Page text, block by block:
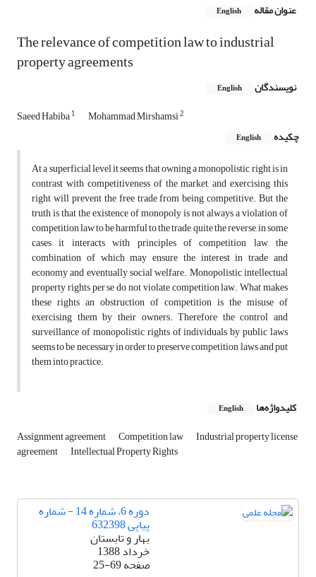
عنوان مقاله English
The relevance of competition law to industrial
property agreements
نویسندگان English
Saeed Habiba1 Mohammad Mirshamsi2
چکیده English
At a superficial level it seems that owning a monopolistic right is in
contrast with competitiveness of the market, and exercising this
right will prevent the free trade from being competitive. But the
truth is that the existence of monopoly is not always a violation of
competition law to be harmful to the trade, quite the reverse, in some
cases it interacts with principles of competition law, the
combination of which may ensure the interest in trade and
economy and eventually social welfare. Monopolistic intellectual
property rights per se do not violate competition law. What makes
these rights an obstruction of competition is the misuse of
exercising them by their owners. Therefore the control and
surveillance of monopolistic rights of individuals by public laws
seems to be necessary in order to preserve competition laws and put
them into practice.
کلیدواژه‌ها English
Assignment agreement Competition law Industrial property license
agreement Intellectual Property Rights
دوره 6، شماره 14 - شماره
پیاپی 632398
بهار و تابستان
خرداد 1388
صفحه25-69